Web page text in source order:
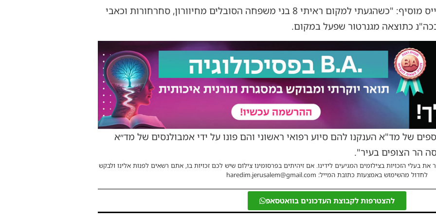
תורן החג של 'צוות הצלה' פיני וייס מוסיף: "כשהגעתי למקום ראיתי 8 בני משפחה הסובלים מחיוורון, סחרחורות וכאבי
כתוצאה מגנרטור שפעל במקום.
של מד"א הענקנו להם סיוע רפואי ראשוני והם פונו על ידי אמבולנסים של מד״א
הר הצופים בעיר".
בעלי הזכויות בצילומים המגיעים לידינו. אם זיהיתים בפרסומינו צילום שיש לכם זכויות בו, אתם רשאים לפנות אלינו ולבקש
לחדול מהשימוש באמצעות כתובת המייל: haredim.jerusalem@gmail.com
להצטרפות לקבוצת העדכונים בוואטסאפ